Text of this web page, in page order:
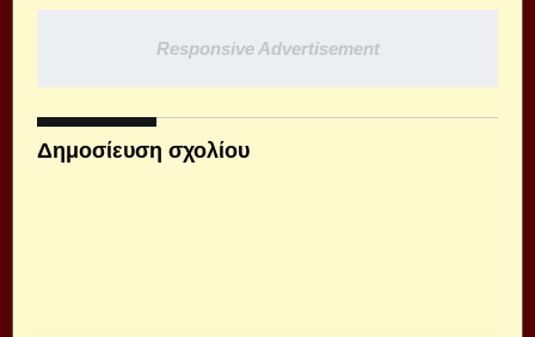
Responsive Advertisement
Δημοσίευση σχολίου